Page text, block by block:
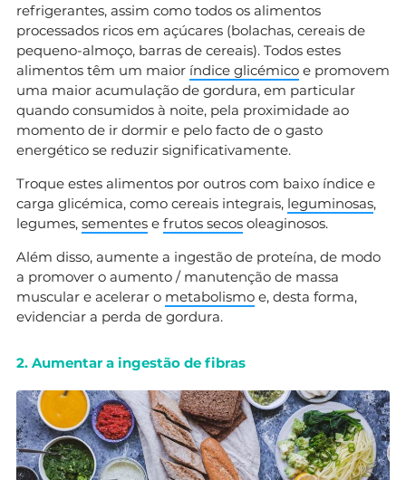
refrigerantes, assim como todos os alimentos
processados ricos em açúcares (bolachas, cereais de
pequeno-almoço, barras de cereais). Todos estes
alimentos têm um maior índice glicémico e promovem
uma maior acumulação de gordura, em particular
quando consumidos à noite, pela proximidade ao
momento de ir dormir e pelo facto de o gasto
energético se reduzir significativamente.
Troque estes alimentos por outros com baixo índice e
carga glicémica, como cereais integrais, leguminosas,
legumes, sementes e frutos secos oleaginosos.
Além disso, aumente a ingestão de proteína, de modo
a promover o aumento / manutenção de massa
muscular e acelerar o metabolismo e, desta forma,
evidenciar a perda de gordura.
2. Aumentar a ingestão de fibras